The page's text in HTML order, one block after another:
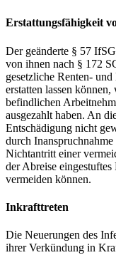
Erstattungsfähigkeit
Der geänderte § 57
von ihnen nach § 172
gesetzliche Renten-
erstatten lassen
befindlichen
ausgezahlt haben. An
Entschädigung nicht
durch
Nichtantritt einer
der Abreise
vermeiden können.
Inkrafttreten
Die Neuerungen des
ihrer Verkündung in